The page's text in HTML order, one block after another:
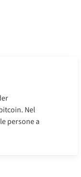
Nel
persone a